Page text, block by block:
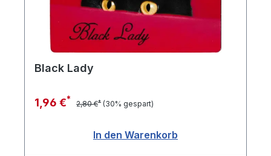
Black Lady
1,96 €* 2,80 €* (30% gespart)
In den Warenkorb